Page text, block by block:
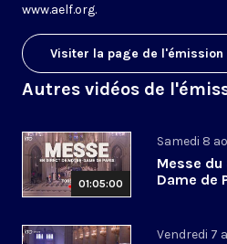
www.aelf.org.
Visiter la page de l'émission
Autres vidéos de
01:05:00
Samedi 8
Messe
Dame de
Vendredi 7